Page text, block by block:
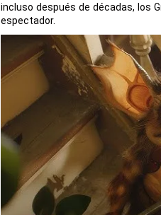
incluso después de décadas, los
espectador.